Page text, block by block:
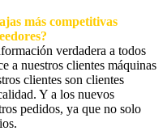
más competitivas
verdadera a todos
a nuestros clientes máquinas
clientes son clientes
Y a los nuevos
pedidos, ya que no solo